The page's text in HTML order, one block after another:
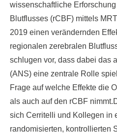
wissenschaftliche
Blutflusses (rCBF) mittels
2019 einen verändernden
regionalen zerebralen
schlugen vor, dass dabei das
(ANS) eine zentrale Rolle
Frage auf welche Effekte die
als auch auf den rCBF
sich Cerritelli und Kollegen in
randomisierten, kontrollierten